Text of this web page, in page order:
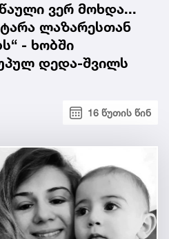
ვერ მოხდა...
ლაზარესთან
- ხობში
დედა-შვილს
16 წუთის წინ